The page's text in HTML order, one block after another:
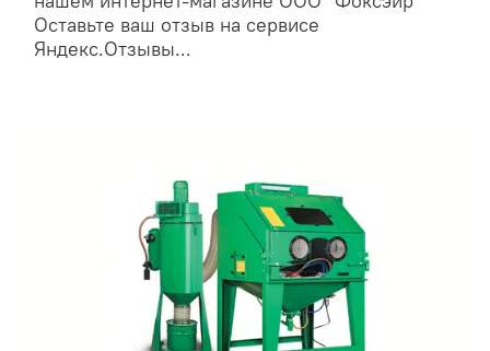
Оставьте ваш отзыв на сервисе
Яндекс.Отзывы...